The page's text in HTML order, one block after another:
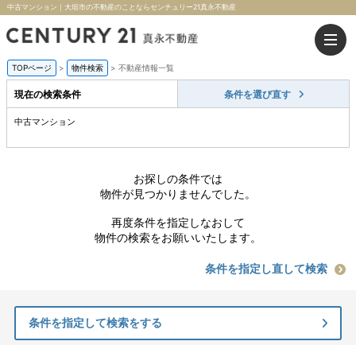
中古マンション｜大垣市の不動産のことならセンチュリー21真永不動産
TOPページ > 物件検索 > 不動産情報一覧
現在の検索条件 条件を選び直す
中古マンション
お探しの条件では
物件が見つかりませんでした。
再度条件を指定しなおして
物件の検索をお願いいたします。
条件を指定し直して検索
条件を指定して検索をする